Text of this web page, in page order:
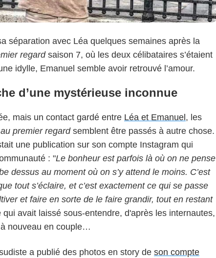
séparation avec Léa quelques semaines après la
regardsaison 7, où les deux célibataires s’étaient
idylle, Emanuel semble avoir retrouvé l’amour.
d’une mystérieuse inconnue
mais un contact gardé entre Léa et Emanuel , les
premier regardsemblent être passés à autre chose.
une publication sur son compte Instagram qui
: "Le bonheur est parfois là où on ne pense
dessus au moment où on s’y attend le moins. C’est
tout s’éclaire, et c’est exactement ce qui se passe
et faire en sorte de le faire grandir, tout en restant
qui avait laissé sous-entendre, d'après les internautes,
nouveau en couple…
a publié des photos en story de son compte